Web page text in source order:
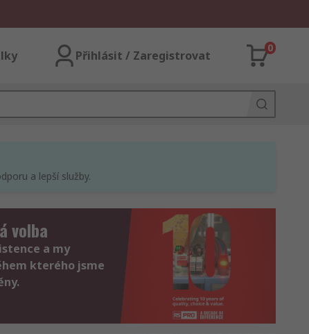
Přihlásit / Zaregistrovat
0
a lepší služby.
volba
a my
kterého jsme